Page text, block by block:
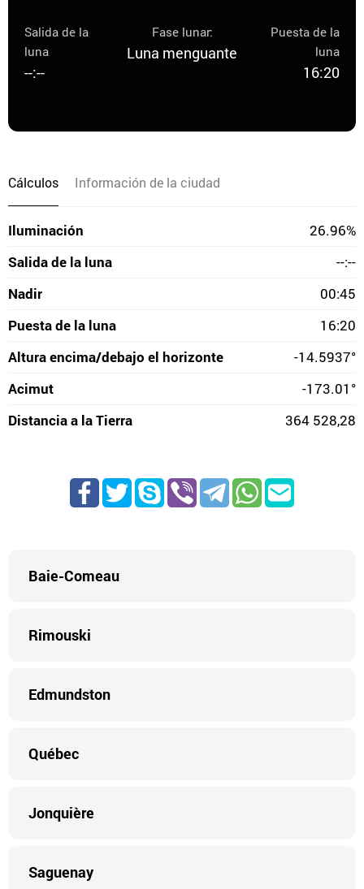
Salida de la
luna
--:--
Fase lunar:
Luna menguante
Puesta de la
luna
16:20
Cálculos Información de la ciudad
Iluminación
26.96%
Salida de la luna
--:--
Nadir
00:45
Puesta de la luna
16:20
Altura encima/debajo el horizonte
-14.5937°
Acimut
-173.01°
Distancia a la Tierra
364 528,28
Baie-Comeau
Rimouski
Edmundston
Québec
Jonquière
Saguenay